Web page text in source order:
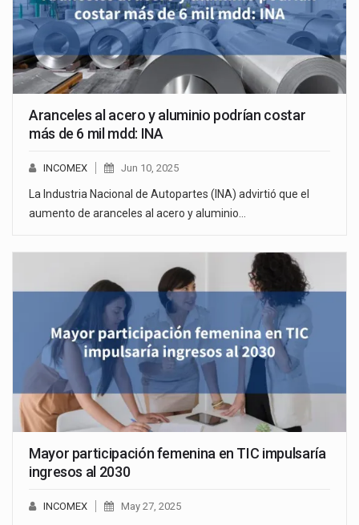
Aranceles al acero y aluminio podrían costar
más de 6 mil mdd: INA
INCOMEX Jun 10, 2025
La Industria Nacional de Autopartes (INA) advirtió que el
aumento de aranceles al acero y aluminio…
Mayor participación femenina en TIC impulsaría
ingresos al 2030
INCOMEX May 27, 2025